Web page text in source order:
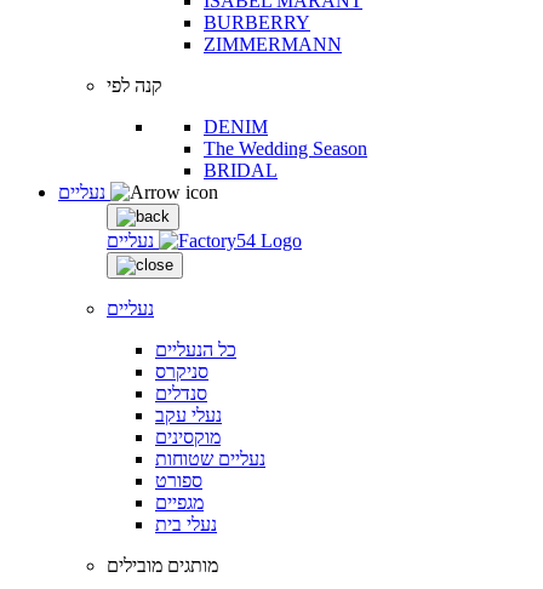
BURBERRY
ZIMMERMANN
קנה לפי
DENIM
The Wedding Season
BRIDAL
נעליים
נעליים
כל הנעליים
סניקרס
סנדלים
נעלי עקב
מוקסינים
נעליים שטוחות
ספורט
מגפיים
נעלי בית
מותגים מובילים